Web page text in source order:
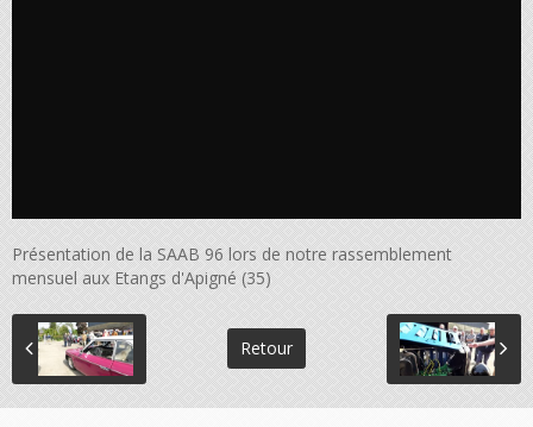
Présentation de la SAAB 96 lors de notre rassemblement
mensuel aux Etangs d'Apigné (35)
Retour